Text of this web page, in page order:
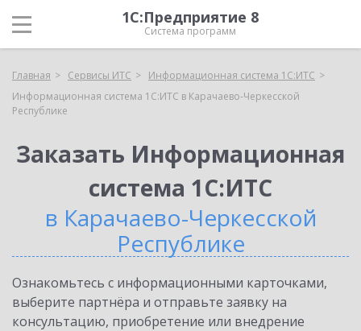
1С:Предприятие 8
Система программ
Главная Сервисы ИТС
Информационная система 1С:ИТС
Информационная система 1С:ИТС в Карачаево-Черкесской
Республике
Заказать Информационная
система 1С:ИТС
в Карачаево-Черкесской
Республике
Ознакомьтесь с информационными карточками,
выберите партнёра и отправьте заявку на
консультацию, приобретение или внедрение